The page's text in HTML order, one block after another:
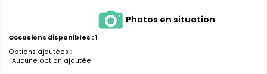
Photos en situation
Occasions disponibles : 1
Options ajoutées :
Aucune option ajoutée